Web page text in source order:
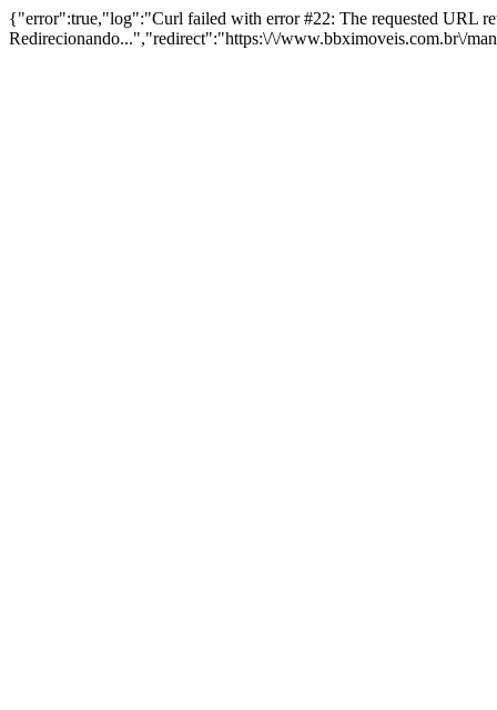
{"error":true,"log":"Curl failed with error #22: The requested URL
Redirecionando...","redirect":"https:\/\/www.bbximoveis.com.br\/